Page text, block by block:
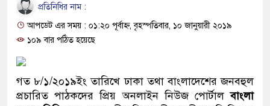
ফ্যাসিবাদবিরোধী আন্দোলনে
মাননীয় প্রধানমন্ত্রী, মন্ত্রীবর্গ
প্রতিনিধির নাম :
আপডেট এর সময় : ০১:২০ পূর্বাহ্ন, বৃহস্পতিবার, ১০ জানুয়ারী ২০১৯
১০৯ বার পঠিত হয়েছে
গত ৮/১/২০১৯ইং তারিখে ঢাকা তথা বাংলাদেশের জনবহুল
প্রচারিত পাঠকদের প্রিয় অনলাইন নিউজ পোর্টালবাংলা